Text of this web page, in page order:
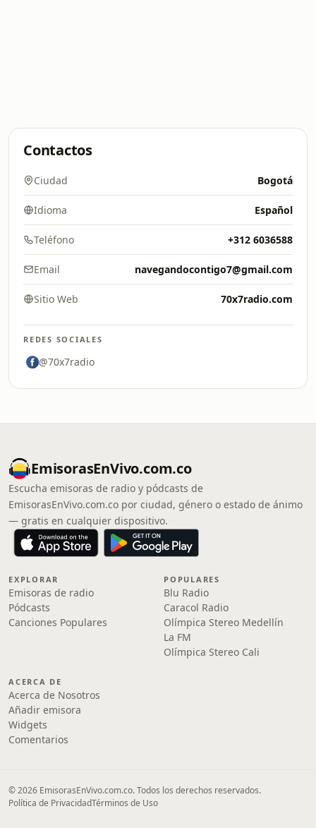
Contactos
Ciudad Bogotá
Idioma Español
Teléfono +312 6036588
Email navegandocontigo7@gmail.com
Sitio Web 70x7radio.com
REDES SOCIALES
@70x7radio
EmisorasEnVivo.com.co
Escucha emisoras de radio y pódcasts de
EmisorasEnVivo.com.co por ciudad, género o estado de ánimo
— gratis en cualquier dispositivo.
EXPLORAR
Emisoras de radio
Pódcasts
Canciones Populares
POPULARES
Blu Radio
Caracol Radio
Olímpica Stereo Medellín
La FM
Olímpica Stereo Cali
ACERCA DE
Acerca de Nosotros
Añadir emisora
Widgets
Comentarios
© 2026 EmisorasEnVivo.com.co. Todos los derechos reservados.
Política de PrivacidadTérminos de Uso